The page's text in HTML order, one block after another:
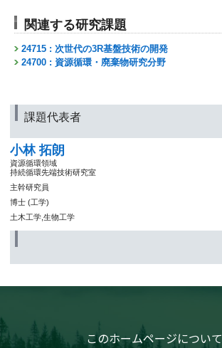
関連する研究課題
24715 : 次世代の3R基盤技術の開発
24700 : 資源循環・廃棄物研究分野
課題代表者
小林 拓朗
資源循環領域
持続循環先端技術研究室
主幹研究員
博士 (工学)
土木工学,生物工学
このホームページについて